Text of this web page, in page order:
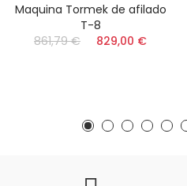
Maquina Tormek de afilado
T-8
861,79 €
829,00 €